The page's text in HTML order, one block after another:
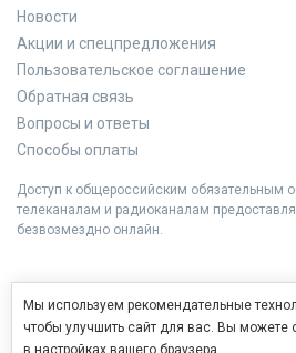
Новости
Акции и спецпредложения
Пользовательское соглашение
Обратная связь
Вопросы и ответы
Способы оплаты
Доступ к общероссийским обязательным
телеканалам и радиоканалам
безвозмездно онлайн.
Мы используем рекомендательные
чтобы улучшить сайт для вас. Вы можете
в настройках вашего браузера